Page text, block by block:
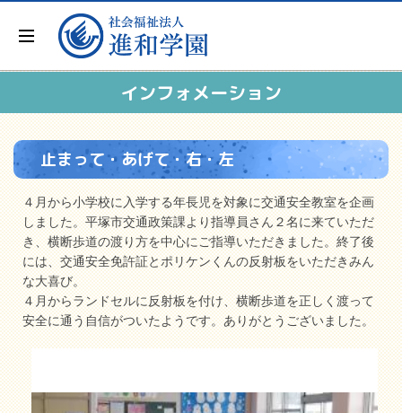
インフォメーション
止まって・あげて・右・左
４月から小学校に入学する年長児を対象に交通安全教室を企画
しました。平塚市交通政策課より指導員さん２名に来ていただ
き、横断歩道の渡り方を中心にご指導いただきました。終了後
には、交通安全免許証とポリケンくんの反射板をいただきみん
な大喜び。
４月からランドセルに反射板を付け、横断歩道を正しく渡って
安全に通う自信がついたようです。ありがとうございました。